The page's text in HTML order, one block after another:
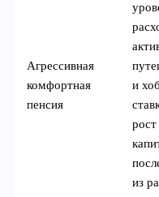
Агрессивная
комфортная
пенсия
и
рост
из